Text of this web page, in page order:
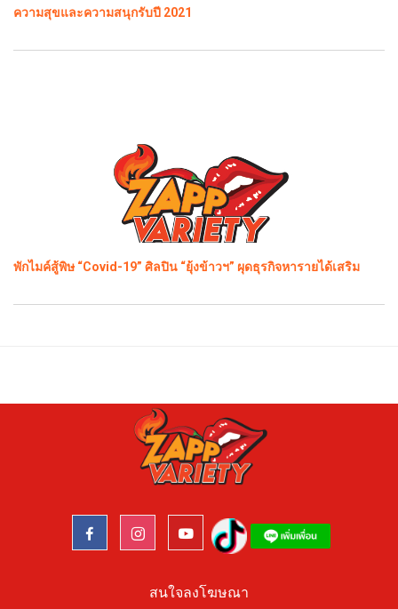
ความสุขและความสนุกรับปี 2021
พักไมค์สู้พิษ “Covid-19” ศิลปิน “ยุ้งข้าวฯ” ผุดธุรกิจหารายได้เสริม
สนใจลงโฆษณา